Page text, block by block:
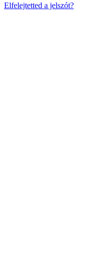
Elfelejtetted a jelszót?